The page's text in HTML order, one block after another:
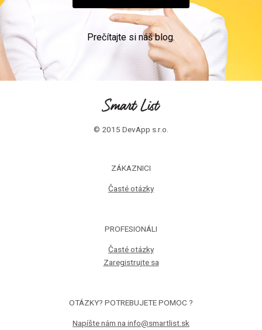
Prečítajte si náš blog.
© 2015 DevApp s.r.o.
ZÁKAZNICI
Časté otázky
PROFESIONÁLI
Časté otázky
Zaregistrujte sa
OTÁZKY? POTREBUJETE POMOC ?
Napíšte nám na info@smartlist.sk